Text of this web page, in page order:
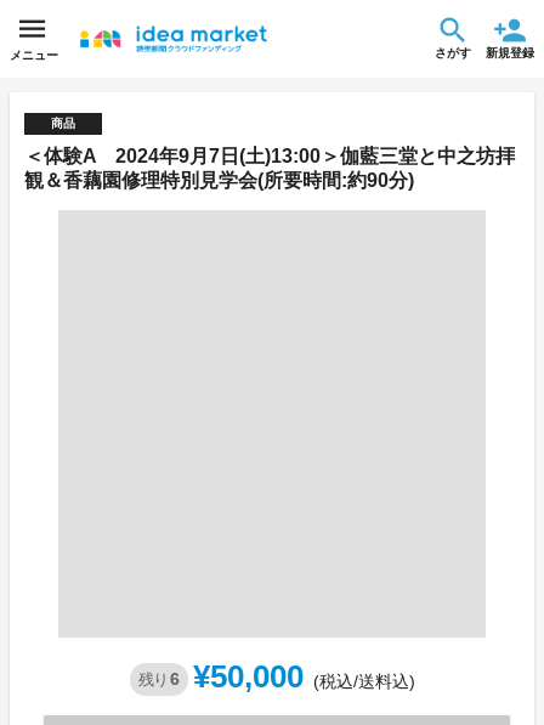
メニュー さがす 新規登録
商品
＜体験A 2024年9月7日(土)13:00＞伽藍三堂と中之坊拝
観＆香藕園修理特別見学会(所要時間:約90分)
残り 6 ¥50,000 (税込/送料込)